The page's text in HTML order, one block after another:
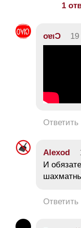
1
oɐıƆ
Ответить
Alexod
И
Ответить